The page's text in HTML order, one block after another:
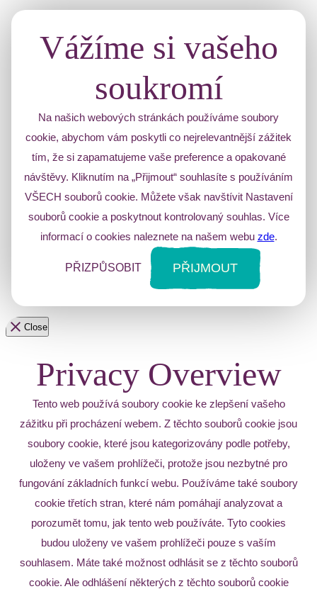
Vážíme si vašeho
soukromí
Na našich webových stránkách používáme soubory
cookie, abychom vám poskytli co nejrelevantnější zážitek
tím, že si zapamatujeme vaše preference a opakované
návštěvy. Kliknutím na „Přijmout“ souhlasíte s používáním
VŠECH souborů cookie. Můžete však navštívit Nastavení
souborů cookie a poskytnout kontrolovaný souhlas. Více
informací o cookies naleznete na našem webu zde.
PŘIZPŮSOBIT PŘIJMOUT
Close
Privacy Overview
Tento web používá soubory cookie ke zlepšení vašeho
zážitku při procházení webem. Z těchto souborů cookie jsou
soubory cookie, které jsou kategorizovány podle potřeby,
uloženy ve vašem prohlížeči, protože jsou nezbytné pro
fungování základních funkcí webu. Používáme také soubory
cookie třetích stran, které nám pomáhají analyzovat a
porozumět tomu, jak tento web používáte. Tyto cookies
budou uloženy ve vašem prohlížeči pouze s vaším
souhlasem. Máte také možnost odhlásit se z těchto souborů
cookie. Ale odhlášení některých z těchto souborů cookie